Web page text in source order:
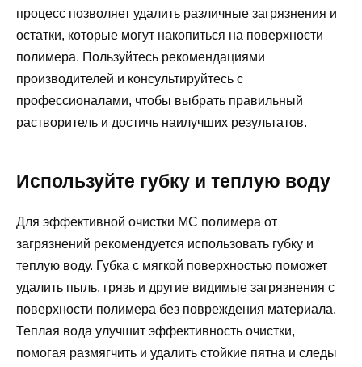
процесс позволяет удалить различные загрязнения и
остатки, которые могут накопиться на поверхности
полимера. Пользуйтесь рекомендациями
производителей и консультируйтесь с
профессионалами, чтобы выбрать правильный
растворитель и достичь наилучших результатов.
Используйте губку и теплую воду
Для эффективной очистки МС полимера от
загрязнений рекомендуется использовать губку и
теплую воду. Губка с мягкой поверхностью поможет
удалить пыль, грязь и другие видимые загрязнения с
поверхности полимера без повреждения материала.
Теплая вода улучшит эффективность очистки,
помогая размягчить и удалить стойкие пятна и следы